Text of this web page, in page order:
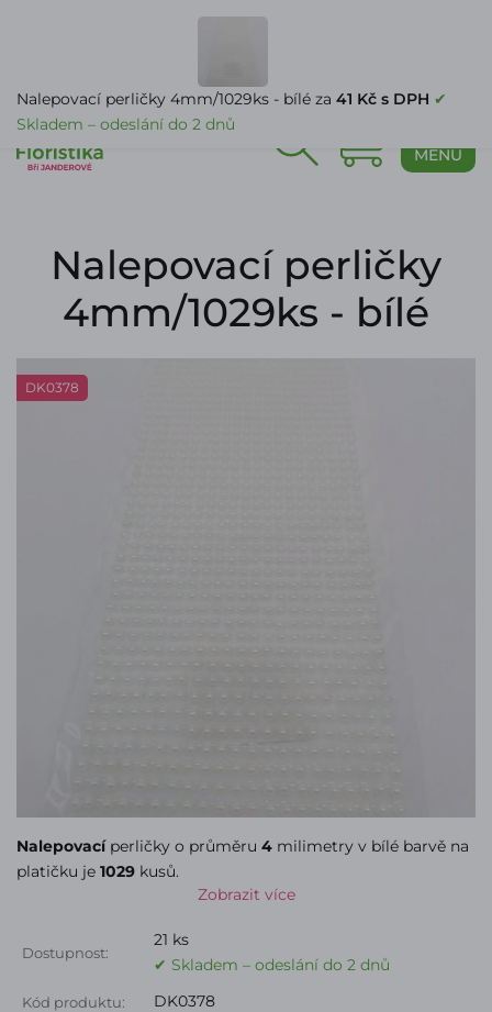
MENU
Nalepovací perličky
4mm/1029ks - bílé
DK0378
Nalepovacíperličky o průměru 4 milimetry v bílé barvě na
platičku je 1029 kusů.
Zobrazit více
Dostupnost:
21 ks
✔ Skladem – odeslání do 2 dnů
Kód produktu: DK0378
Nalepovací perličky 4mm/1029ks - bílé za 41 Kč s DPH ✔
Skladem – odeslání do 2 dnů